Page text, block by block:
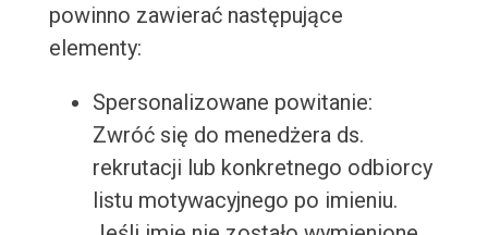
powinno zawierać następujące
elementy:
Spersonalizowane powitanie:
Zwróć się do menedżera ds.
rekrutacji lub konkretnego odbiorcy
listu motywacyjnego po imieniu.